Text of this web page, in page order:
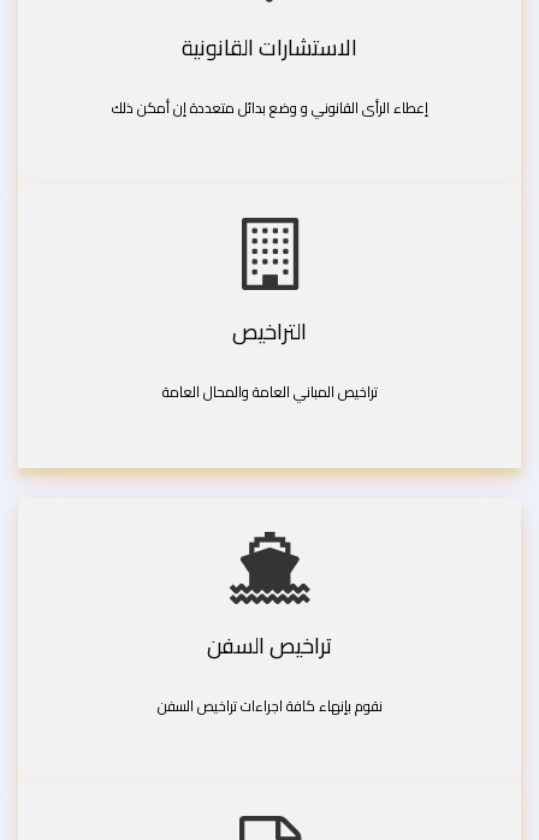
الاستشارات القانونية
إعطاء الرأى القانوني و وضع بدائل متعددة إن أمكن ذلك
التراخيص
تراخيص المباني العامة والمحال العامة
تراخيص السفن
نقوم بإنهاء كافة اجراءات تراخيص السفن